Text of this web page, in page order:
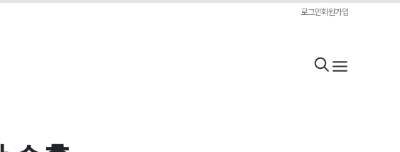
로그인회원가입